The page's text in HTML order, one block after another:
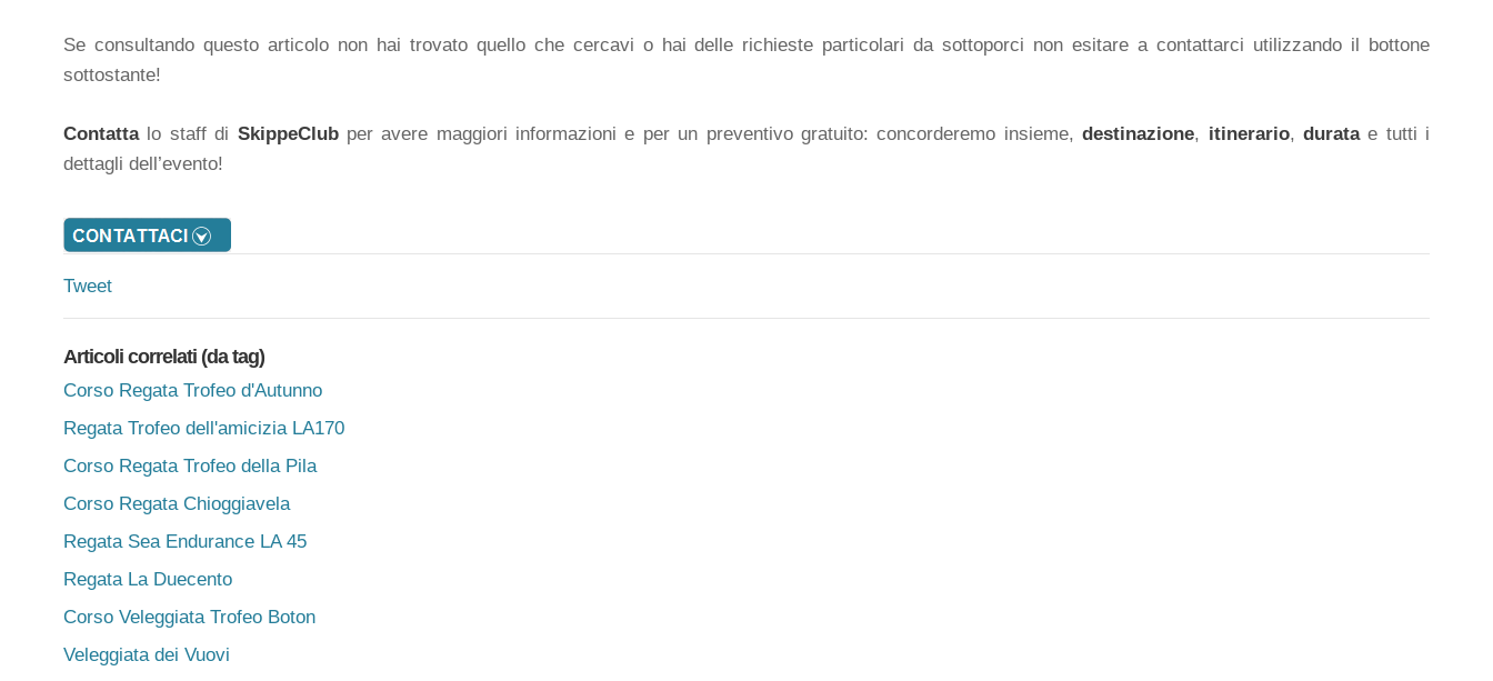
Se consultando questo articolo non hai trovato quello che cercavi o hai delle richieste particolari da sottoporci non esitare a contattarci utilizzando il bottone
sottostante!
Contatta lo staff di SkippeClub per avere maggiori informazioni e per un preventivo gratuito: concorderemo insieme,destinazione, itinerario, duratae tutti i
dettagli dell’evento!
Tweet
Articoli correlati (da tag)
Corso Regata Trofeo d'Autunno
Regata Trofeo dell'amicizia LA170
Corso Regata Trofeo della Pila
Corso Regata Chioggiavela
Regata Sea Endurance LA 45
Regata La Duecento
Corso Veleggiata Trofeo Boton
Veleggiata dei Vuovi